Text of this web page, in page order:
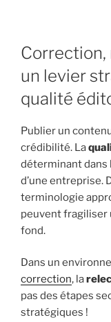
un levier
qualité
Publier un
crédibilité. La
déterminant dans
d’une entreprise.
terminologie
peuvent fragiliser
fond.
Dans un
correction, la
pas des étapes
stratégiques !